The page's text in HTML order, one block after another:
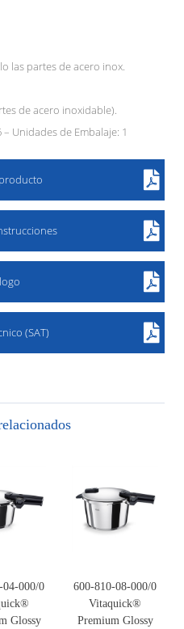
las partes de acero inox.
de acero inoxidable).
Unidades de Embalaje: 1
(SAT)
04-000/0
Glossy
600-810-08-000/0
Vitaquick®
Premium Glossy